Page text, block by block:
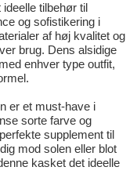
tilbehør til
og sofistikering i
af høj kvalitet og
brug. Dens alsidige
enhver type outfit,
er et must-have i
sorte farve og
supplement til
mod solen eller blot
kasket det ideelle